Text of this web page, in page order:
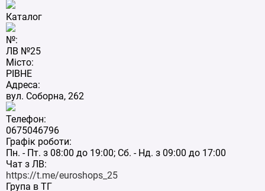
Каталог
№:
ЛВ №25
Місто:
РІВНЕ
Адреса:
вул. Соборна, 262
Телефон:
0675046796
Графік роботи:
Пн. - Пт. з 08:00 до 19:00; Сб. - Нд. з 09:00 до 17:00
Чат з ЛВ:
https://t.me/euroshops_25
Група в ТГ